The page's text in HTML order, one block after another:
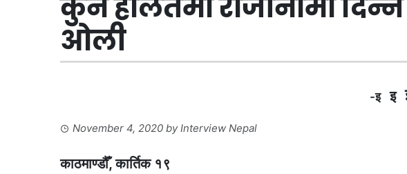
ओली
-इ इ
November 4, 2020 byInterview Nepal
काठमाण्डौँ, कार्तिक १९